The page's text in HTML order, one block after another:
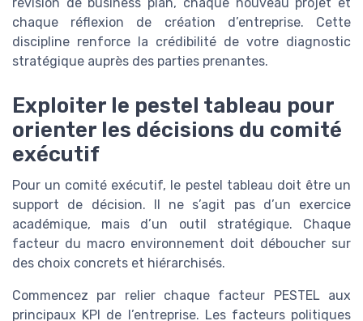
révision de business plan, chaque nouveau projet et
chaque réflexion de création d’entreprise. Cette
discipline renforce la crédibilité de votre diagnostic
stratégique auprès des parties prenantes.
Exploiter le pestel tableau pour
orienter les décisions du comité
exécutif
Pour un comité exécutif, le pestel tableau doit être un
support de décision. Il ne s’agit pas d’un exercice
académique, mais d’un outil stratégique. Chaque
facteur du macro environnement doit déboucher sur
des choix concrets et hiérarchisés.
Commencez par relier chaque facteur PESTEL aux
principaux KPI de l’entreprise. Les facteurs politiques